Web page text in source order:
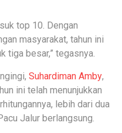
top 10. Dengan
masyarakat, tahun ini
tiga besar,” tegasnya.
Suhardiman Amby,
ini telah menunjukkan
lebih dari dua
Jalur berlangsung.